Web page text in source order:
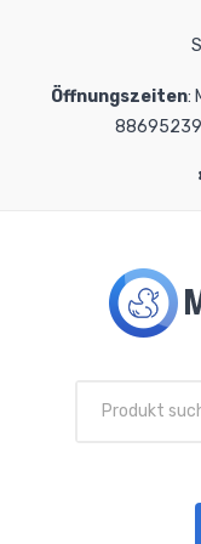
Öffnungszeiten:
88695239